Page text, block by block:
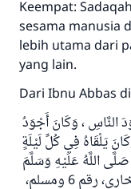
Keempat:
sesama manusia
lebih utama dari
yang lain.
Dari Ibnu Abbas
النَّاسِ ، وَكَانَ أَجْوَدُ
يَلْقَاهُ فِي كُلِّ لَيْلَةٍ
اللَّهُ عَلَيْهِ وَسَلَّمَ
أَجْوَدُ بِالْخَيْرِ مِنْ الرِّيحِ الْمُرْسَلَةِ (رواه البخاري، رقم 6 ومسلم،
Bantu kami
"Siapa yang
meka dia
sama